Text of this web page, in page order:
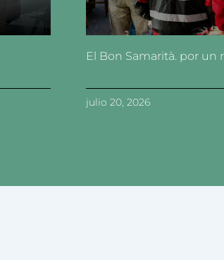
El Bon Samarità. por
julio 20, 2026